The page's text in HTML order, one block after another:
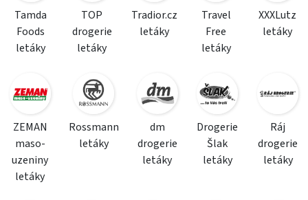
Tamda
Foods
letáky
TOP
drogerie
letáky
Tradior.cz
letáky
Travel
Free
letáky
XXXLutz
letáky
ZEMAN
maso-
uzeniny
letáky
Rossmann
letáky
dm
drogerie
letáky
Drogerie
Šlak
letáky
Ráj
drogerie
letáky